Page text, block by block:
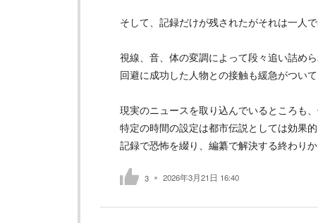
そして、記録だけが残されたがそれは一人で
視線、音、体の変調によって段々追い詰め
回避に成功した人物との接触も緩急がついて
現実のニュースを取り込んでいるところも
特定の時間の設定は都市伝説としては効果
記録で恐怖を綴り、編纂で解決する終わり
3 2026年3月21日 16:40